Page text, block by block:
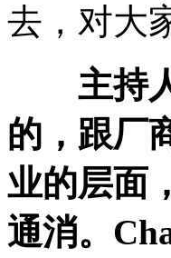
去，对大
主持
的，跟厂
业的层面
通消。